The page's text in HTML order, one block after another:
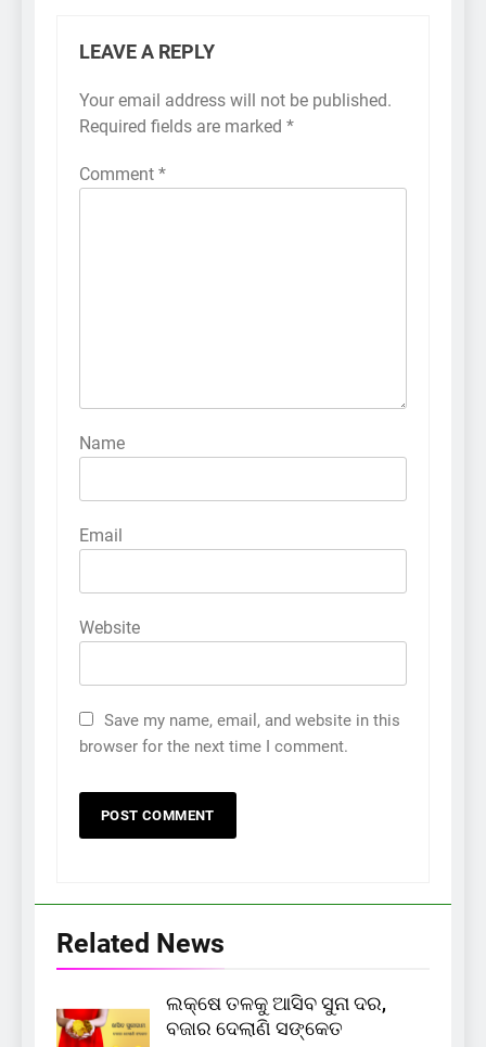
LEAVE A REPLY
Your email address will not be published.
Required fields are marked *
Comment *
Name
Email
Website
Save my name, email, and website in this
browser for the next time I comment.
Related News
ଲକ୍ଷେ ତଳକୁ ଆସିବ ସୁନା ଦର,
ବଜାର ଦେଲାଣି ସଙ୍କେତ